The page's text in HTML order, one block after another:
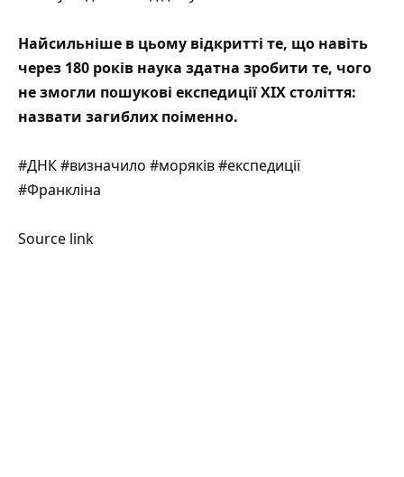
Найсильніше в цьому відкритті те, що навіть
через 180 років наука здатна зробити те, чого
не змогли пошукові експедиції XIX століття:
назвати загиблих поіменно.
#ДНК #визначило #моряків #експедиції
#Франкліна
Source link